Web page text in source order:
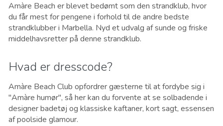
Amàre Beach er blevet bedømt som den strandklub, hvor
du får mest for pengene i forhold til de andre bedste
strandklubber i Marbella. Nyd et udvalg af sunde og friske
middelhavsretter på denne strandklub.
Hvad er dresscode?
Amàre Beach Club opfordrer gæsterne til at fordybe sig i
"Amàre humør", så her kan du forvente at se solbadende i
designer badetøj og klassiske kaftaner, kort sagt, essensen
af ​​poolside glamour.